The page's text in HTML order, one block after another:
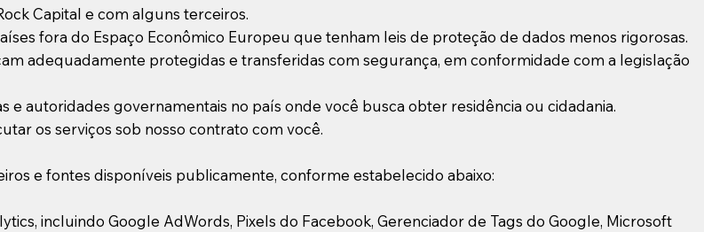
Capital e com alguns terceiros.
fora do Espaço Econômico Europeu que tenham leis de proteção de dados menos rigorosas.
adequadamente protegidas e transferidas com segurança, em conformidade com a legislação
e autoridades governamentais no país onde você busca obter residência ou cidadania.
os serviços sob nosso contrato com você.
e fontes disponíveis publicamente, conforme estabelecido abaixo:
incluindo Google AdWords, Pixels do Facebook, Gerenciador de Tags do Google, Microsoft